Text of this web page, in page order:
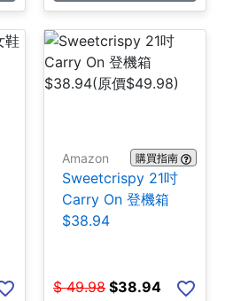
Amazon 購買指南
Sweetcrispy 21吋
Carry On 登機箱
$38.94
$ 49.98 $38.94